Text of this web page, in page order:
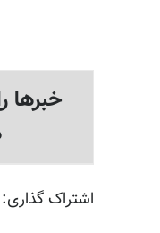
خبرها
اشتراک گذاری: